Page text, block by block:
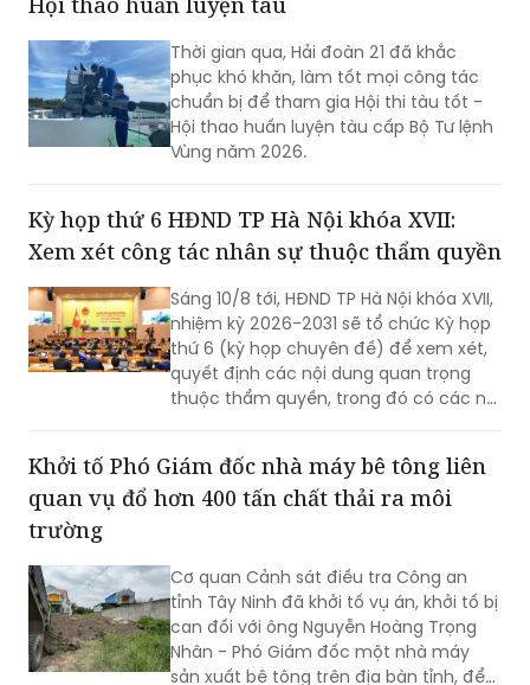
Thời gian qua, Hải đoàn 21 đã khắc
phục khó khăn, làm tốt mọi công tác
chuẩn bị để tham gia Hội thi tàu tốt -
Hội thao huấn luyện tàu cấp Bộ Tư lệnh
Vùng năm 2026.
Kỳ họp thứ 6 HĐND TP Hà Nội khóa XVII:
Xem xét công tác nhân sự thuộc thẩm quyền
Sáng 10/8 tới, HĐND TP Hà Nội khóa XVII,
nhiệm kỳ 2026-2031 sẽ tổ chức Kỳ họp
thứ 6 (kỳ họp chuyên đề) để xem xét,
quyết định các nội dung quan trọng
thuộc thẩm quyền, trong đó có các nội
Khởi tố Phó Giám đốc nhà máy bê tông liên
quan vụ đổ hơn 400 tấn chất thải ra môi
trường
Cơ quan Cảnh sát điều tra Công an
tỉnh Tây Ninh đã khởi tố vụ án, khởi tố bị
can đối với ông Nguyễn Hoàng Trọng
Nhân - Phó Giám đốc một nhà máy
sản xuất bê tông trên địa bàn tỉnh, để